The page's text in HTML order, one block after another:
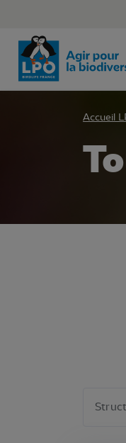
Accueil